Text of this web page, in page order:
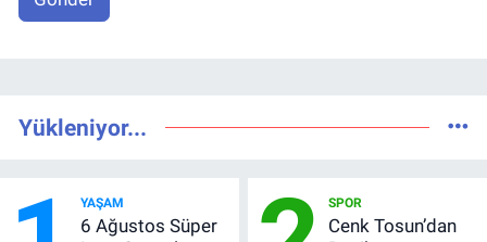
Yükleniyor...
YAŞAM
6 Ağustos Süper
SPOR
Cenk Tosun’dan